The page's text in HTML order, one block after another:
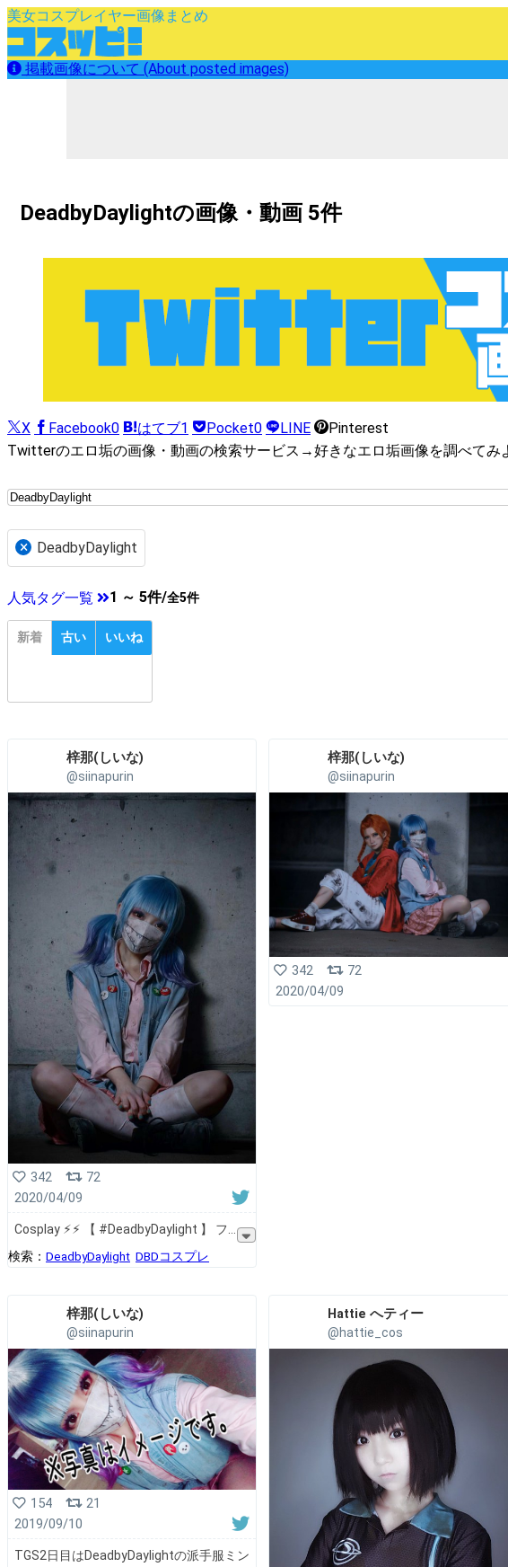
美女コスプレイヤー画像まとめ
掲載画像について (About posted images)
DeadbyDaylightの画像・動画 5件
X Facebook0 はてブ1 Pocket0 LINE
Pinterest
Twitterのエロ垢の画像・動画の検索サービス→好きなエロ垢画像を調べてみ
× DeadbyDaylight
人気タグ一覧 1 ～ 5件/全5件
新着 古い いいね
梓那(しいな)︎
@siinapurin
342
72
2020/04/09
Cosplay ⚡︎⚡︎ 【 #DeadbyDaylight 】 フ
検索： DeadbyDaylight DBDコスプレ
梓那(しいな)︎
@siinapurin
342
72
2020/04/09
梓那(しいな)︎
@siinapurin
154
21
2019/09/10
TGS2日目はDeadbyDaylightの派手服ミン
Hattie へティー
@hattie_cos